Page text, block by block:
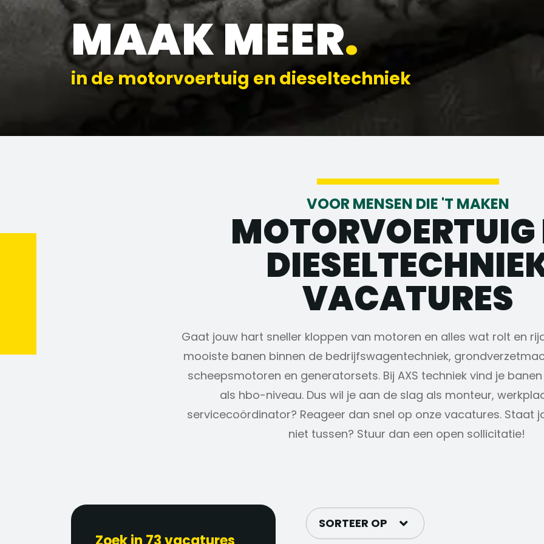
MAAK MEER.
in de motorvoertuig en dieseltechniek
VOOR MENSEN DIE 'T MAKEN
MOTORVOERTUIG
VACATURES
Gaat jouw hart sneller kloppen van motoren en alles wat rolt en
mooiste banen binnen de bedrijfswagentechniek,
scheepsmotoren en generatorsets. Bij AXS techniek vind je
als hbo-niveau. Dus wil je aan de slag als monteur,
servicecoördinator? Reageer dan snel op onze vacatures. Staat
niet tussen? Stuur dan een open sollicitatie!
SORTEER OP